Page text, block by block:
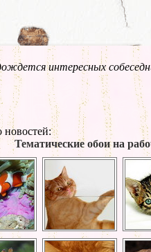
интересных
Тематические обои на